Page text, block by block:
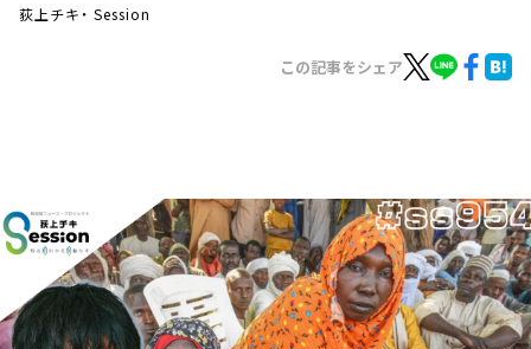
イベント・グッズ
YouTube
会社情報
荻上チキ・ Session
この記事をシェア